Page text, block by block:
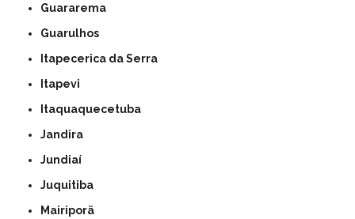
Guararema
Guarulhos
Itapecerica da Serra
Itapevi
Itaquaquecetuba
Jandira
Jundiaí
Juquitiba
Mairiporã